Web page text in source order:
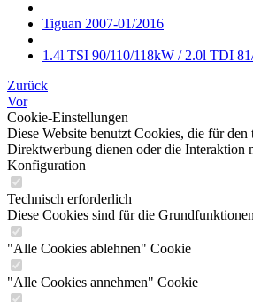
Tiguan 2007-01/2016
1.4l TSI 90/110/118kW / 2.0l TDI
Zurück
Vor
Cookie-Einstellungen
Diese Website benutzt Cookies, die für
Direktwerbung dienen oder die Interaktion
Konfiguration
Technisch erforderlich
Diese Cookies sind für die
"Alle Cookies ablehnen" Cookie
"Alle Cookies annehmen" Cookie